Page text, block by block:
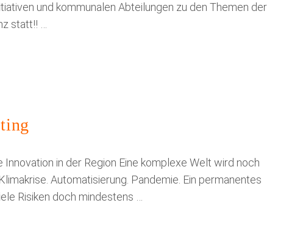
und kommunalen Abteilungen zu den Themen der
statt!! …
in der Region Eine komplexe Welt wird noch
Automatisierung. Pandemie. Ein permanentes
Risiken doch mindestens …